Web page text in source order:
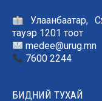
Улаанбаатар,
тауэр 1201 тоот
medee@urug.mn
7600 2244
БИДНИЙ ТУХАЙ